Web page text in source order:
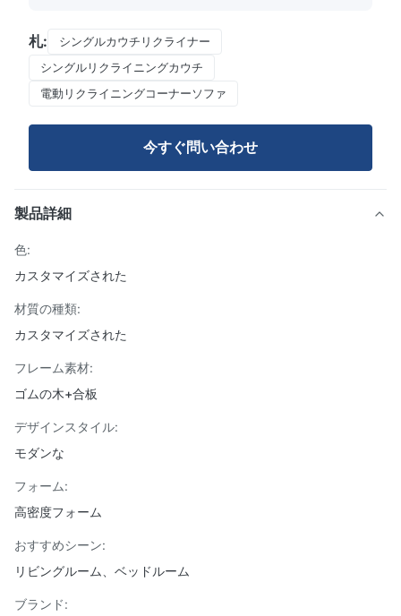
札:
シングルカウチリクライナー
シングルリクライニングカウチ
電動リクライニングコーナーソファ
今すぐ問い合わせ
製品詳細
色:
カスタマイズされた
材質の種類:
カスタマイズされた
フレーム素材:
ゴムの木+合板
デザインスタイル:
モダンな
フォーム:
高密度フォーム
おすすめシーン:
リビングルーム、ベッドルーム
ブランド: